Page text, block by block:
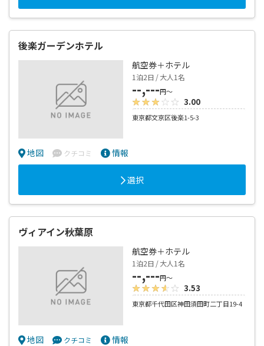
後楽ガーデンホテル
航空券＋ホテル
1泊2日 / 大人1名
--,---円～
3.00
東京都文京区後楽1-5-3
地図 クチコミ 情報
選択
ヴィアイン秋葉原
航空券＋ホテル
1泊2日 / 大人1名
--,---円～
3.53
東京都千代田区神田須田町二丁目19-4
地図 クチコミ 情報